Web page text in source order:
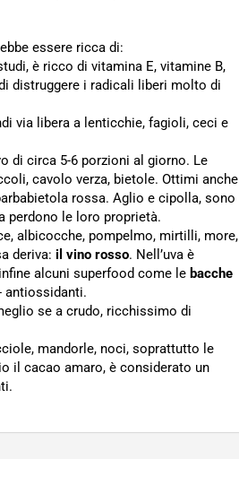
essere ricca di:
è ricco di vitamina E, vitamine B,
distruggere i radicali liberi molto di
via libera a lenticchie, fagioli, ceci e
di circa 5-6 porzioni al giorno. Le
cavolo verza, bietole. Ottimi anche
rossa. Aglio e cipolla, sono
perdono le loro proprietà.
albicocche, pompelmo, mirtilli, more,
deriva: il vino rosso. Nell’uva è
alcuni superfood come le bacche
antiossidanti.
se a crudo, ricchissimo di
mandorle, noci, soprattutto le
il cacao amaro, è considerato un